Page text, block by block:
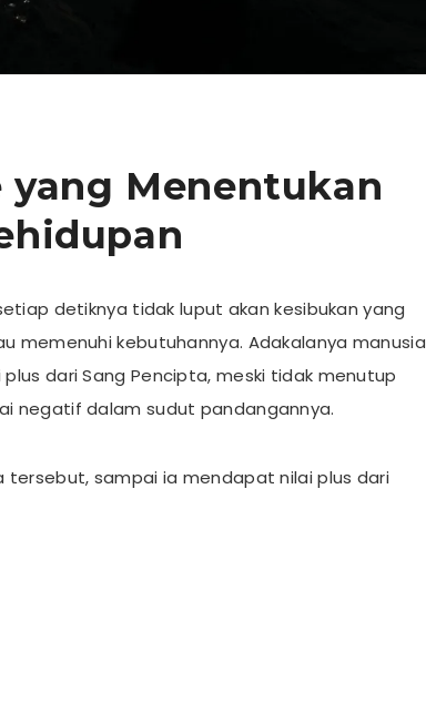
yang Menentukan
detiknya tidak luput akan kesibukan yang
memenuhi kebutuhannya. Adakalanya manusia
dari Sang Pencipta, meski tidak menutup
negatif dalam sudut pandangannya.
tersebut, sampai ia mendapat nilai plus dari